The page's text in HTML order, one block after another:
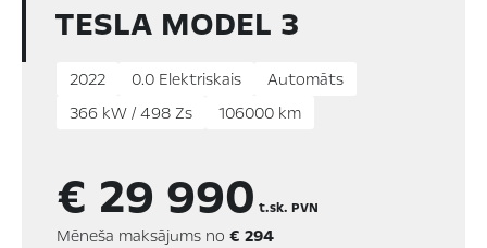
TESLA MODEL 3
2022 0.0 Elektriskais
Automāts
366 kW / 498 Zs
106000 km
€ 29 990t.sk. PVN
Mēneša maksājums no € 294